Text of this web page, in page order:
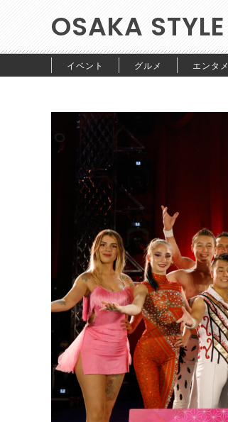
OSAKA STYLE
イベント グルメ エンタメ